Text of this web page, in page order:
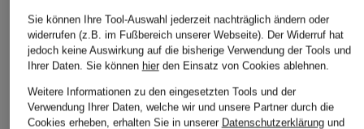
Sie können Ihre Tool-Auswahl jederzeit nachträglich ändern oder
widerrufen (z.B. im Fußbereich unserer Webseite). Der Widerruf hat
jedoch keine Auswirkung auf die bisherige Verwendung der Tools und
Ihrer Daten. Sie können hierden Einsatz von Cookies ablehnen.
Weitere Informationen zu den eingesetzten Tools und der
Verwendung Ihrer Daten, welche wir und unsere Partner durch die
Cookies erheben, erhalten Sie in unserer Datenschutzerklärungund